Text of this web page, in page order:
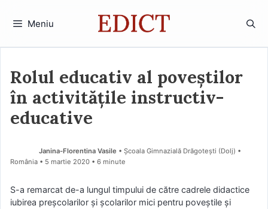
Meniu
Rolul educativ al poveștilor
în activitățile instructiv-
educative
Janina-Florentina Vasile • Școala Gimnazială Drăgotești (Dolj) •
România
5 martie 2020 • 6 minute
S-a remarcat de-a lungul timpului de către cadrele didactice
iubirea preșcolarilor și școlarilor mici pentru poveștile și